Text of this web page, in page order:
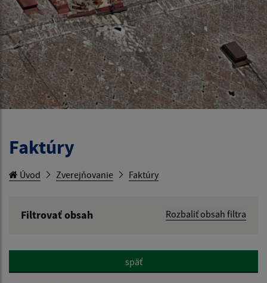
Faktúry
Úvod Zverejňovanie Faktúry
Filtrovať obsah
Rozbaliť obsah filtra
Hľadať v:
späť